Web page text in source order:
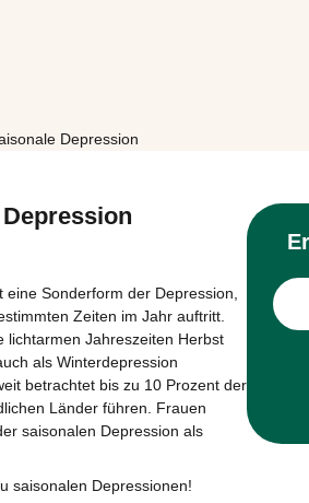
Depression
eine Sonderform der Depression,
Zeiten im Jahr auftritt
lichtarmen Jahreszeiten Herbst
als Winterdepression
betrachtet bis zu 10 Prozent der
Länder führen . Frauen
saisonalen Depression als
saisonalen Depressionen!